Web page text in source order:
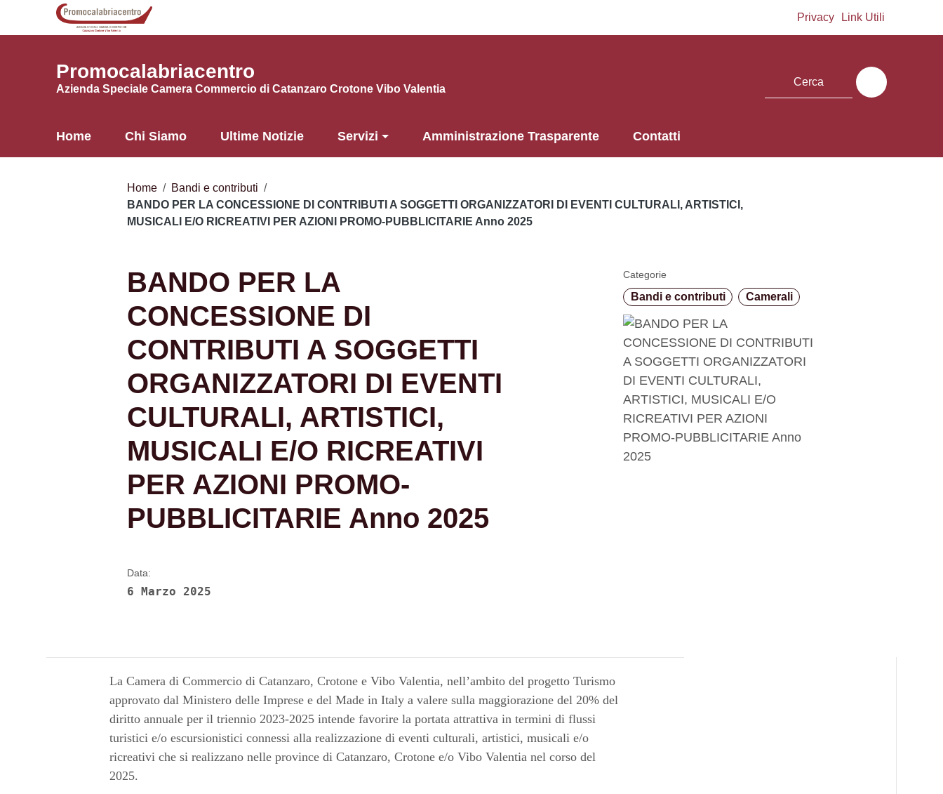
Vai ai contenuti
Vai al menu di navigazione
Privacy Link Utili
Promocalabriacentro
Azienda Speciale Camera Commercio di Catanzaro Crotone Vibo Valentia
Home Chi Siamo Ultime Notizie Servizi Amministrazione Trasparente Contatti
Home / Bandi e contributi /
BANDO PER LA CONCESSIONE DI CONTRIBUTI A SOGGETTI ORGANIZZATORI DI EVENTI CULTURALI, ARTISTICI,
MUSICALI E/O RICREATIVI PER AZIONI PROMO-PUBBLICITARIE Anno 2025
BANDO PER LA
CONCESSIONE DI
CONTRIBUTI A SOGGETTI
ORGANIZZATORI DI EVENTI
CULTURALI, ARTISTICI,
MUSICALI E/O RICREATIVI
PER AZIONI PROMO-
PUBBLICITARIE Anno 2025
Categorie
Bandi e contributi Camerali
Data:
6 Marzo 2025
La Camera di Commercio di Catanzaro, Crotone e Vibo Valentia, nell’ambito del progetto Turismo
approvato dal Ministero delle Imprese e del Made in Italy a valere sulla maggiorazione del 20% del
diritto annuale per il triennio 2023-2025 intende favorire la portata attrattiva in termini di flussi
turistici e/o escursionistici connessi alla realizzazione di eventi culturali, artistici, musicali e/o
ricreativi che si realizzano nelle province di Catanzaro, Crotone e/o Vibo Valentia nel corso del
2025.